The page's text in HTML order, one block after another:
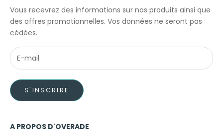
Vous recevrez des informations sur nos produits ainsi que
des offres promotionnelles. Vos données ne seront pas
cédées.
S'INSCRIRE
A PROPOS D'OVERADE